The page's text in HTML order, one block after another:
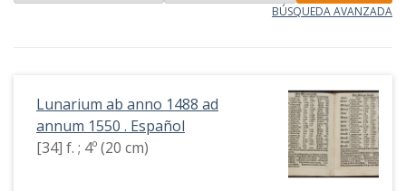
BÚSQUEDA AVANZADA
Lunarium ab anno 1488 ad
annum 1550 . Español
[34] f. ; 4º (20 cm)